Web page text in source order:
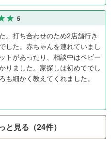
5
。打ち合わせのため2店舗行き
した。赤ちゃんを連れていまし
トがあったり、相談中はベビー
りました。家探しは初めてでし
細かく教えてくれました。
と見る（24件）